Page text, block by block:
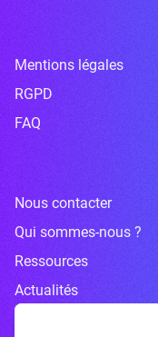
Mentions légales
RGPD
FAQ
Nous contacter
Qui sommes-nous ?
Ressources
Actualités